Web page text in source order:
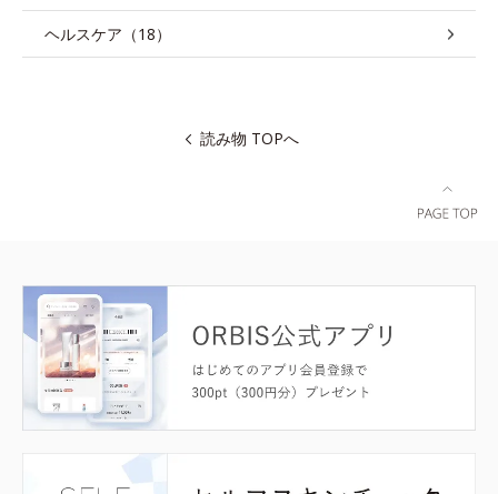
ヘルスケア（18）
読み物 TOPへ